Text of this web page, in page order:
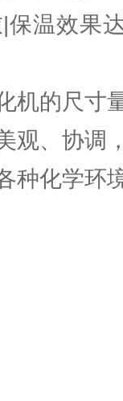
温效果
机的尺寸
观、协调
种化学环